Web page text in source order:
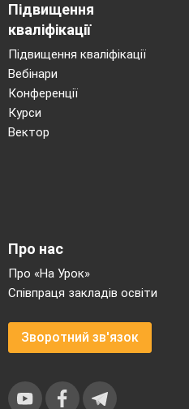
Підвищення
кваліфікації
Підвищення кваліфікації
Вебінари
Конференції
Курси
Вектор
Про нас
Про «На Урок»
Співпраця закладів освіти
Зворотний зв'язок